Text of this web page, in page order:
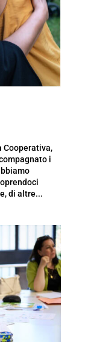
Cooperativa,
i
di altre...